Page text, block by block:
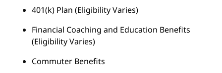
401(k) Plan (Eligibility Varies)
Financial Coaching and Education Benefits
(Eligibility Varies)
Commuter Benefits